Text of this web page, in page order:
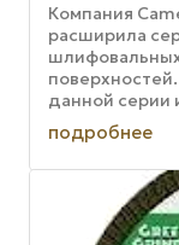
Компания
расширила
данной серии
который
чем пластик
подробнее